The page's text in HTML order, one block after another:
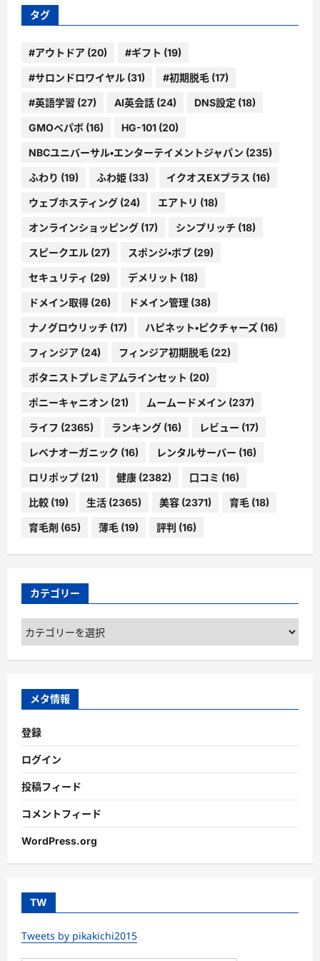
ブ
タグ
#アウトドア (20) #ギフト (19)
#サロンドロワイヤル (31) #初期脱毛 (17)
#英語学習 (27) AI英会話 (24) DNS設定 (18)
GMOペパボ (16) HG-101 (20)
NBCユニバーサル・エンターテイメントジャパン (235)
ふわり (19) ふわ姫 (33) イクオスEXプラス (16)
ウェブホスティング (24) エアトリ (18)
オンラインショッピング (17) シンプリッチ (18)
スピークエル (27) スポンジ・ボブ (29)
セキュリティ (29) デメリット (18)
ドメイン取得 (26) ドメイン管理 (38)
ナノグロウリッチ (17) ハピネット・ピクチャーズ (16)
フィンジア (24) フィンジア初期脱毛 (22)
ボタニストプレミアムラインセット (20)
ポニーキャニオン (21) ムームードメイン (237)
ライフ (2365) ランキング (16) レビュー (17)
レベナオーガニック (16) レンタルサーバー (16)
ロリポップ (21) 健康 (2382) 口コミ (16)
比較 (19) 生活 (2365) 美容 (2371) 育毛 (18)
育毛剤 (65) 薄毛 (19) 評判 (16)
カテゴリー
カ
テ
ゴ
ー
メタ情報
登録
ログイン
投稿フィード
コメントフィード
WordPress.org
TW
Tweets by pikakichi2015